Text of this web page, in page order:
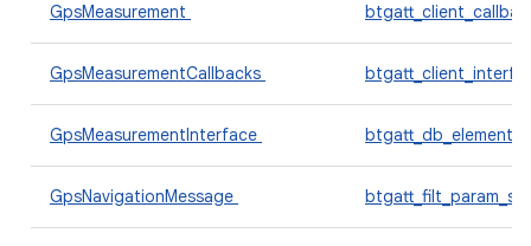
GpsMeasurement
GpsMeasurementCallbacks
GpsMeasurementInterface btgatt_db_element_t
GpsNavigationMessage